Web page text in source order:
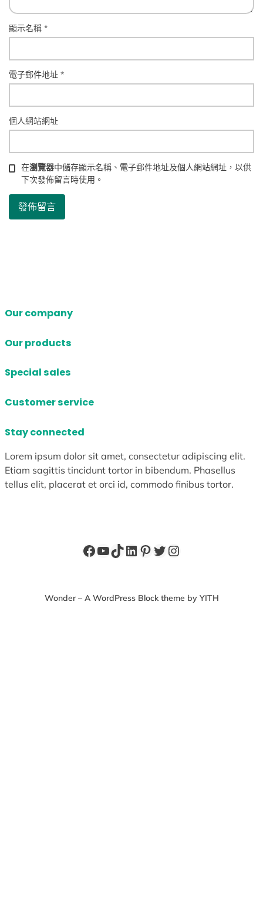
顯示名稱*
電子郵件地址*
個人網站網址
在瀏覽器中儲存顯示名稱、電子郵件地址及個人網站網址，以供
下次發佈留言時使用。
Our company
Our products
Special sales
Customer service
Stay connected
Lorem ipsum dolor sit amet, consectetur adipiscing elit.
Etiam sagittis tincidunt tortor in bibendum. Phasellus
tellus elit, placerat et orci id, commodo finibus tortor.
Facebook
YouTube
TikTok
LinkedIn
Pinterest
X Instagram
Wonder – A WordPress Block theme by YITH